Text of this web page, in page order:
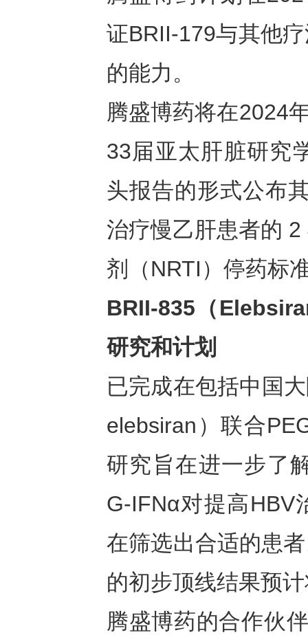
证BRII-179与其他
的能力。
腾盛博药将在2024
33届亚太肝脏研究
头报告的形式公布
治疗慢乙肝患者的
剂（NRTI）停药标
BRII-835（E
研究和计划
已完成在包括中国
elebsiran）联合
研究旨在进一步了
G-IFNα对提高HBV
在筛选出合适的患
的初步顶线结果预
腾盛博药的合作伙